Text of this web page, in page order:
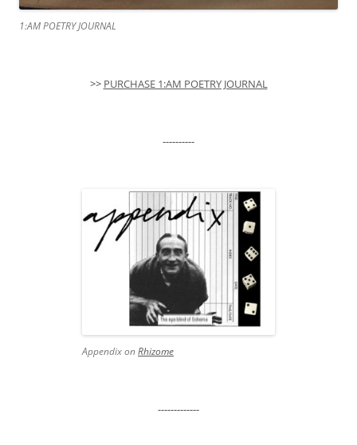
1:AM POETRY JOURNAL
>> PURCHASE 1:AM POETRY JOURNAL
----------
Appendix onRhizome
-------------